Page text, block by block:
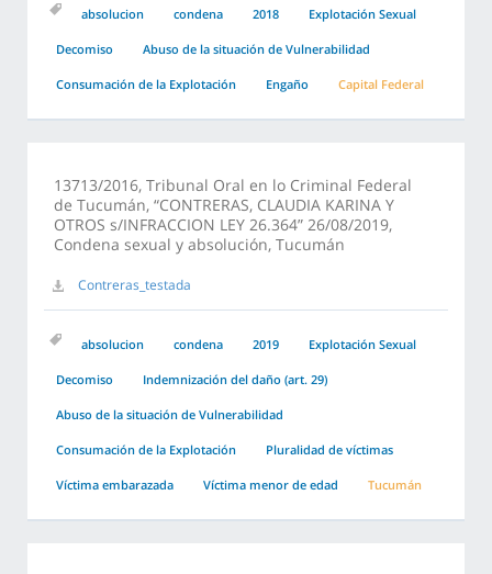
absolucion condena 2018 Explotación Sexual
Decomiso Abuso de la situación de Vulnerabilidad
Consumación de la Explotación Engaño Capital Federal
13713/2016, Tribunal Oral en lo Criminal Federal
de Tucumán, “CONTRERAS, CLAUDIA KARINA Y
OTROS s/INFRACCION LEY 26.364” 26/08/2019,
Condena sexual y absolución, Tucumán
Contreras_testada
absolucion condena 2019 Explotación Sexual
Decomiso Indemnización del daño (art. 29)
Abuso de la situación de Vulnerabilidad
Consumación de la Explotación Pluralidad de víctimas
Víctima embarazada Víctima menor de edad Tucumán